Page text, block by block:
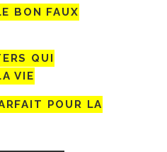
BON FAUX
QUI
VIE
POUR LA